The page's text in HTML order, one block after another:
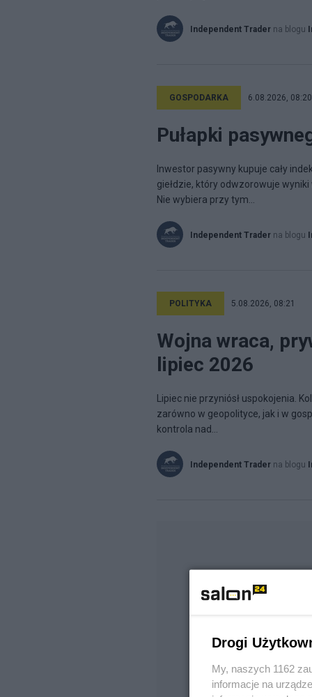
Independent Trader na blogu
GOSPODARKA 6.08.2026, 08:20
Pułapki
Inwestor pasywny kupuje cały
giełdzie, który odwzorowuje wyniki
Nie wybiera przy tym...
Independent Trader na blogu
POLITYKA 5.08.2026, 08:21
Wojna wraca,
lipiec 2026
Lipiec nie przyniósł uspokojenia.
zarówno w geopolityce, jak i w
kontrola nad...
Independent Trader na blogu
Drogi
My, naszych 1162
informacje na